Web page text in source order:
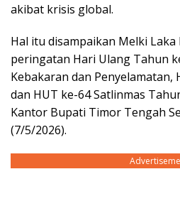
akibat krisis global.
Hal itu disampaikan Melki
peringatan Hari Ulang Tahun
Kebakaran dan Penyelamatan,
dan HUT ke-64 Satlinmas
Kantor Bupati Timor Tengah
(7/5/2026).